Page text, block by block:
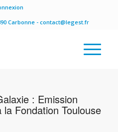
Carbonne - contact@legest.fr
: Emission
Fondation Toulouse